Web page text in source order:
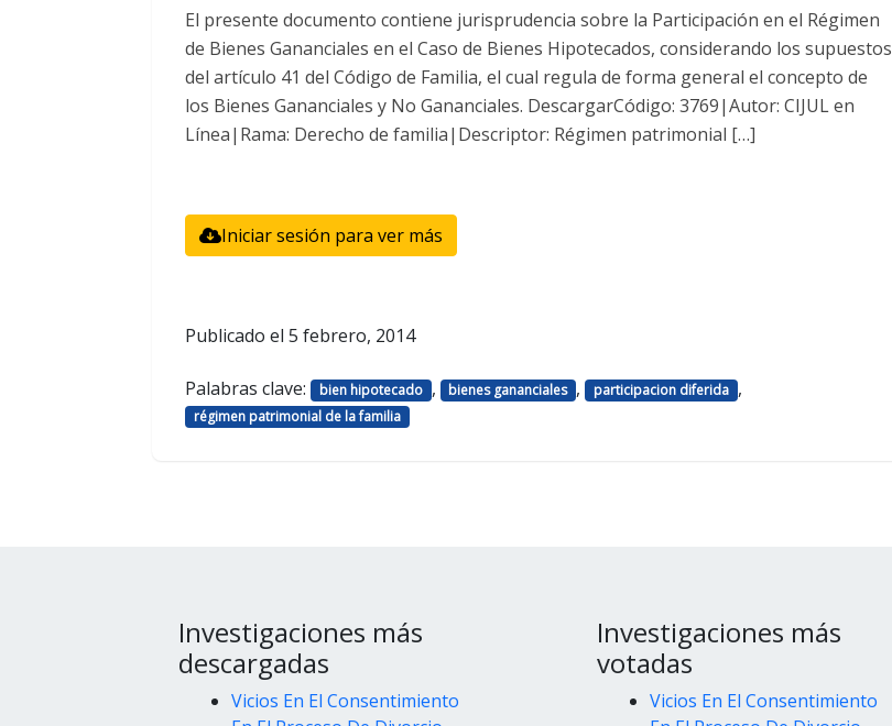
El presente documento contiene jurisprudencia sobre la Participación en el Régimen
de Bienes Gananciales en el Caso de Bienes Hipotecados, considerando los supuestos
del artículo 41 del Código de Familia, el cual regula de forma general el concepto de
los Bienes Gananciales y No Gananciales. DescargarCódigo: 3769|Autor: CIJUL en
Línea|Rama: Derecho de familia|Descriptor: Régimen patrimonial […]
Iniciar sesión para ver más
Publicado el 5 febrero, 2014
Palabras clave: bien hipotecado , bienes gananciales , participacion diferida ,
régimen patrimonial de la familia
Investigaciones más
descargadas
Vicios En El Consentimiento
Investigaciones más
votadas
Vicios En El Consentimiento